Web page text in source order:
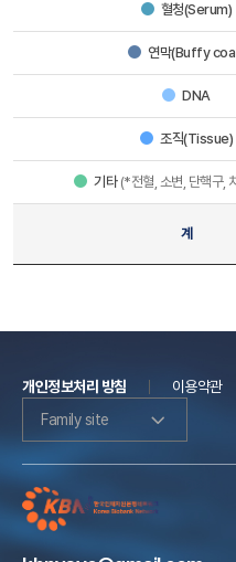
혈청(Serum)
연막(Buffy
DNA
조직(Tissue)
기타 (*전혈, 소변, 단핵구,
계
개인정보처리 방침
이용약관
Family site